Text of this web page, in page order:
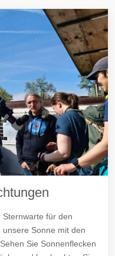
Sternwarte für den
Sonne mit den
Sie Sonnenflecken